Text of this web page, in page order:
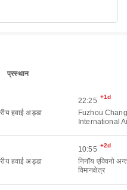
प्रस्थान
हवाई अड्डा
22:25 +1d
Fuzhou
International
हवाई अड्डा
10:55 +2d
निनॉय एक्विनो
विमानक्षेत्र